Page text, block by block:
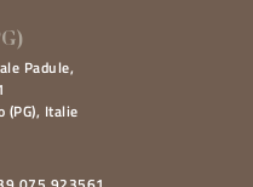
COMES ANCONA
Montagnola, 26, 60127, Ancona
Padule,
(PG), Italie